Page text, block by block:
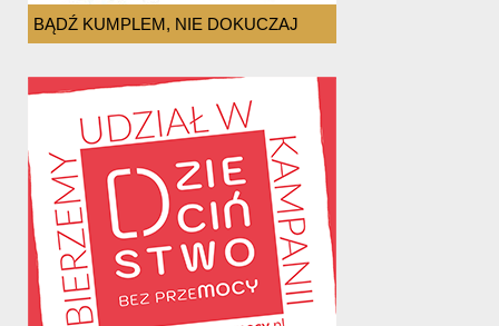
BĄDŹ KUMPLEM, NIE DOKUCZAJ